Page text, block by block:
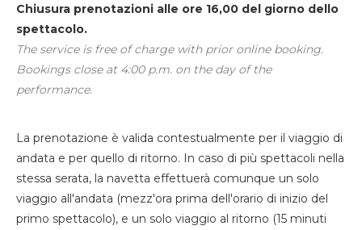
Chiusura prenotazioni alle ore 16,00 del giorno dello
spettacolo.
The service is free of charge with prior online booking.
Bookings close at 4:00 p.m. on the day of the
performance.
La prenotazione è valida contestualmente per il viaggio di
andata e per quello di ritorno. In caso di più spettacoli nella
stessa serata, la navetta effettuerà comunque un solo
viaggio all'andata (mezz'ora prima dell'orario di inizio del
primo spettacolo), e un solo viaggio al ritorno (15 minuti